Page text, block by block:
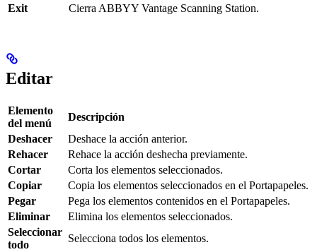
Exit Cierra ABBYY Vantage Scanning Station.
Editar
Elemento
del menú
Descripción
Deshacer
Deshace la acción anterior.
Rehacer
Rehace la acción deshecha previamente.
Cortar
Corta los elementos seleccionados.
Copiar
Copia los elementos seleccionados en el Portapapeles.
Pegar
Pega los elementos contenidos en el Portapapeles.
Eliminar
Elimina los elementos seleccionados.
Seleccionar
todo
Selecciona todos los elementos.